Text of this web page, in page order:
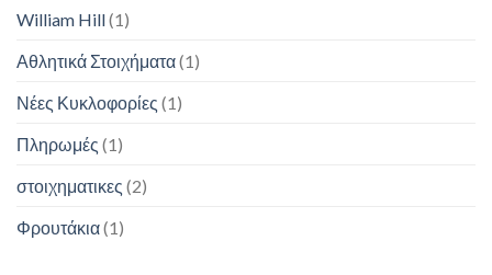
William Hill(1)
Αθλητικά Στοιχήματα(1)
Νέες Κυκλοφορίες (1)
Πληρωμές (1)
στοιχηματικες (2)
Φρουτάκια(1)